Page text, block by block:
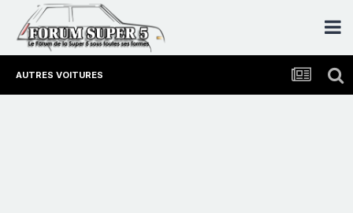
AUTRES VOITURES